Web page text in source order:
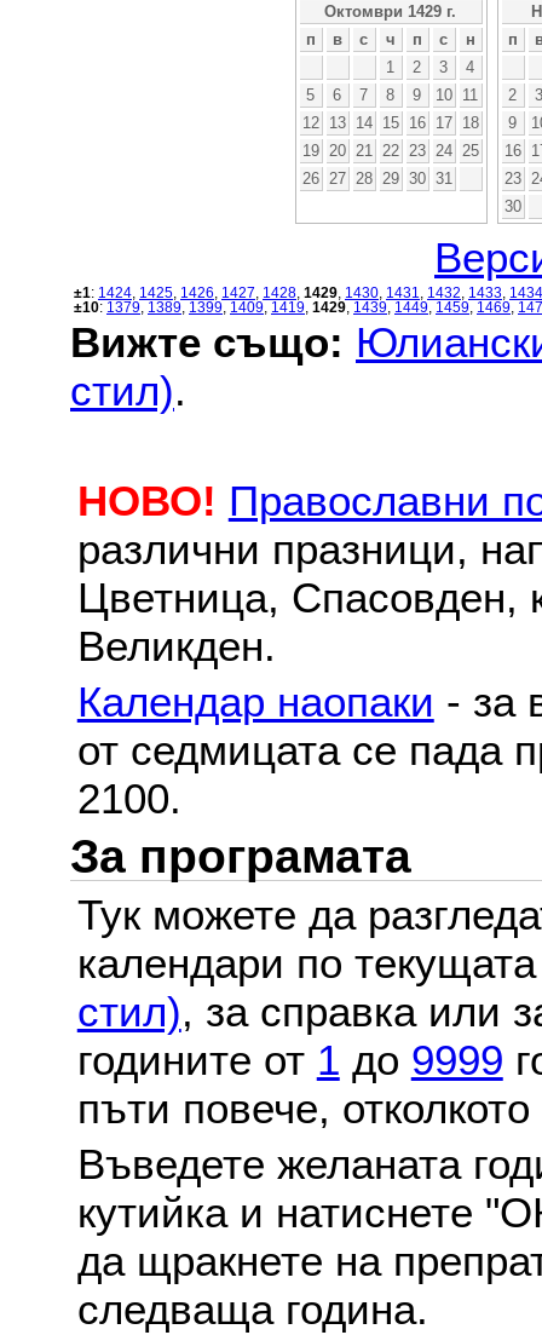
Октомври 1429 г.
п
в с ч п с
н
1
2 3
4
5
6 7 8 9 10
11
12
13 14 15 16 17
18
19
20 21 22 23 24
25
26
27 28 29 30 31
п
2
3
9
16
23
30
±1: 1424 1425 1426 1427 1428 1429 1430 1431 1432 1433 1434
±10: 1379 1389 1399 1409 1419 1429 1439 1449 1459 1469
Вижте също:
стил).
НОВО! Православни
различни празници,
Цветница, Спасовден,
Великден.
Календар наопаки - за
от седмицата се пада
2100.
За програмата
Тук можете да
календари по
стил), за справка или
годините от 1 до 9999
пъти повече,
Въведете желаната
кутийка и натиснете
да щракнете на
следваща година.